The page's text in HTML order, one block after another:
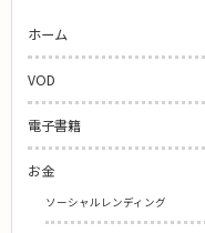
ホーム
VOD
電子書籍
お金
ソーシャルレンディング